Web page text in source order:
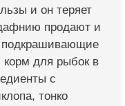
и он теряет
продают и
подкрашивающие
для рыбок в
с
тонко